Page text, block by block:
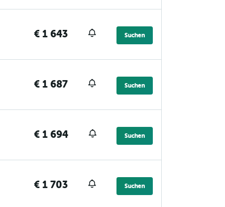
€ 1 643 Suchen
€ 1 687 Suchen
€ 1 694 Suchen
€ 1 703 Suchen